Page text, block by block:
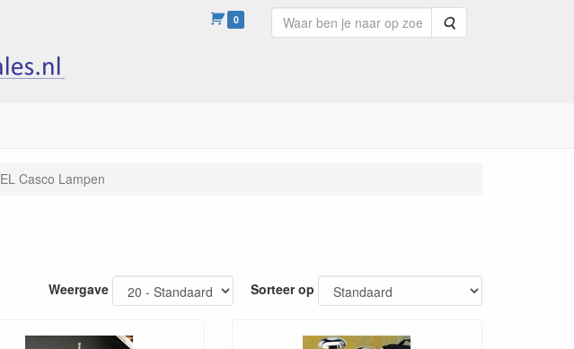
0 Zoeken
EL Casco Lampen
Weergave Sorteer op